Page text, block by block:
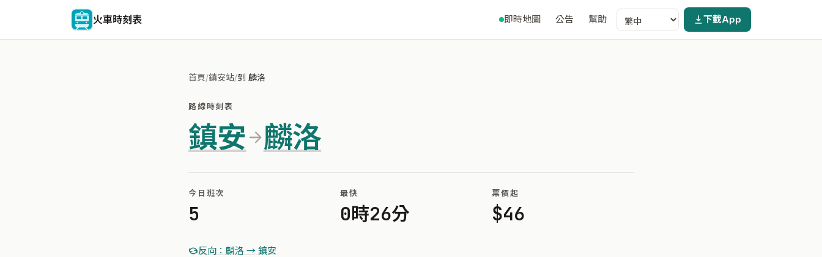
火車時刻表 即時地圖 公告 幫助 下載App
首頁/鎮安站/到 麟洛
路線時刻表
鎮安 麟洛
今日班次
5
最快
0時26分
票價起
$46
反向：麟洛 → 鎮安